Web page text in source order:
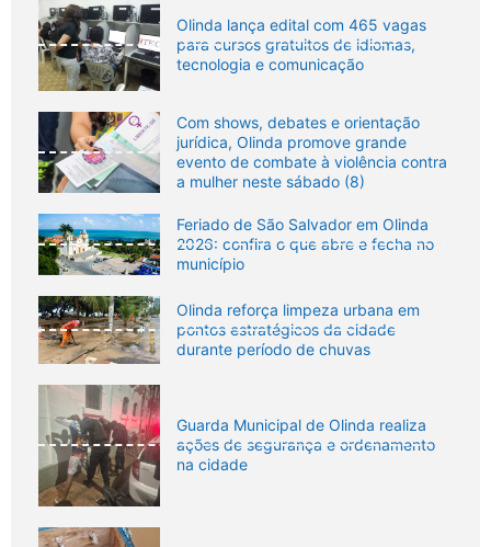
Olinda lança edital com 465 vagas
para cursos gratuitos de idiomas,
tecnologia e comunicação
Com shows, debates e orientação
jurídica, Olinda promove grande
evento de combate à violência contra
a mulher neste sábado (8)
Feriado de São Salvador em Olinda
2026: confira o que abre e fecha no
município
Olinda reforça limpeza urbana em
pontos estratégicos da cidade
durante período de chuvas
Guarda Municipal de Olinda realiza
ações de segurança e ordenamento
na cidade